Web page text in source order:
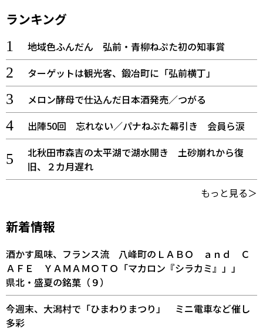
ランキング
地域色ふんだん 弘前・青柳ねぷた初の知事賞
ターゲットは観光客、鍛冶町に「弘前横丁」
メロン酵母で仕込んだ日本酒発売／つがる
出陣50回 忘れない／パナねぶた幕引き 会員ら涙
北秋田市森吉の太平湖で湖水開き 土砂崩れから復
旧、２カ月遅れ
もっと見る＞
新着情報
酒かす風味、フランス流 八峰町のＬＡＢＯ ａｎｄ Ｃ
ＡＦＥ ＹＡＭＡＭＯＴＯ「マカロン『シラカミ』」」
県北・盛夏の銘菓（９）
今週末、大潟村で「ひまわりまつり」 ミニ電車など催し
多彩